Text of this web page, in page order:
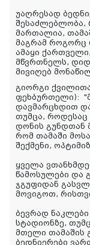
უაღრესად
შესაძლებლობა,
მართალია,
მაგრამ როგორც
ამაყი
მწვრთნელს,
მივიღებ
გიორგი
ფეხბურთელი):
დავმარცხდით
თუმცა, როდესაც
დონის გუნდთან
რომ თამაში
შექმენი,
ყველა
წამოსულები და
ჯგუფიდან
მოვიგოთ,
ბევრად
სტადიონზე,
მთელი თამაშის
ბედნიერები